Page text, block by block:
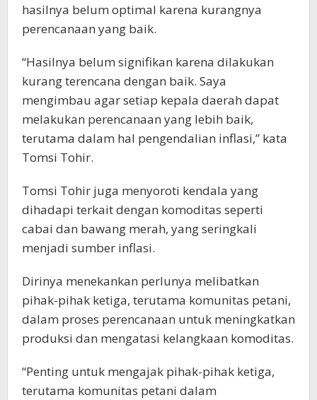
hasilnya belum optimal karena kurangnya
perencanaan yang baik.
“Hasilnya belum signifikan karena dilakukan
kurang terencana dengan baik. Saya
mengimbau agar setiap kepala daerah dapat
melakukan perencanaan yang lebih baik,
terutama dalam hal pengendalian inflasi,” kata
Tomsi Tohir.
Tomsi Tohir juga menyoroti kendala yang
dihadapi terkait dengan komoditas seperti
cabai dan bawang merah, yang seringkali
menjadi sumber inflasi.
Dirinya menekankan perlunya melibatkan
pihak-pihak ketiga, terutama komunitas petani,
dalam proses perencanaan untuk meningkatkan
produksi dan mengatasi kelangkaan komoditas.
“Penting untuk mengajak pihak-pihak ketiga,
terutama komunitas petani dalam